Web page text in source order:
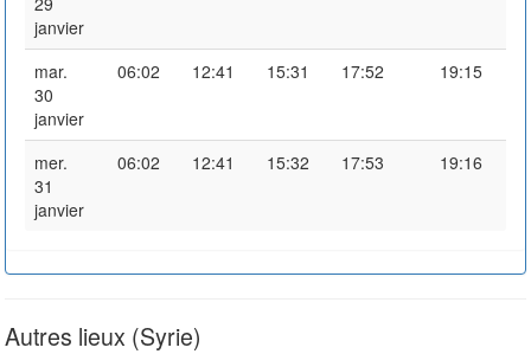
janvier
mar.
30
janvier
06:02 12:41 15:31 17:52 19:15
mer.
31
janvier
06:02 12:41 15:32 17:53 19:16
Autres lieux (Syrie)